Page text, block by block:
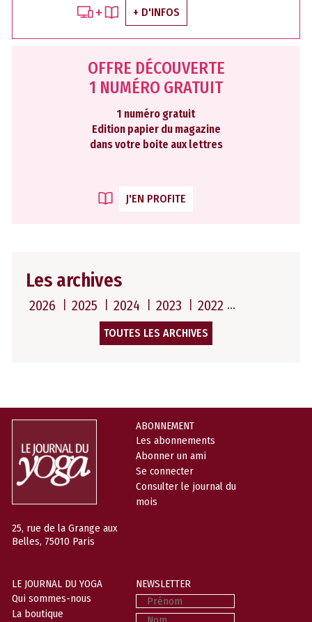
+ D'INFOS
OFFRE DÉCOUVERTE
1 NUMÉRO GRATUIT
1 numéro gratuit
Edition papier du magazine
dans votre boite aux lettres
J'EN PROFITE
Les archives
2026 2025 2024 2023 2022
TOUTES LES ARCHIVES
25, rue de la Grange aux
Belles, 75010 Paris
ABONNEMENT
Les abonnements
Abonner un ami
Se connecter
Consulter le journal du
mois
LE JOURNAL DU YOGA
Qui sommes-nous
La boutique
NEWSLETTER
Prénom
Nom